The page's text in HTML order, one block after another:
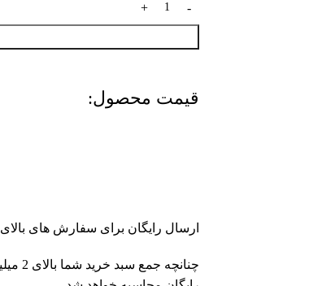
قیمت محصول:​
ارسال رایگان برای سفارش های بالای 2 میلیون و 500 هزار تومان(غیر حجمی)